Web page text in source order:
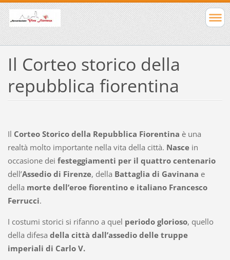
Il Corteo storico della
repubblica fiorentina
Il Corteo Storico della Repubblica Fiorentina è una
realtà molto importante nella vita della città. Nascein
occasione dei festeggiamenti per il quattrocentenario
dell’Assedio di Firenze, della Battaglia di Gavinana e
della morte dell’eroe fiorentino e italiano Francesco
Ferrucci.
I costumi storici si rifanno a quel periodo glorioso, quello
della difesa della città dall’assedio delle truppe
imperiali di Carlo V.